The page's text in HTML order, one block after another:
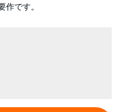
です。